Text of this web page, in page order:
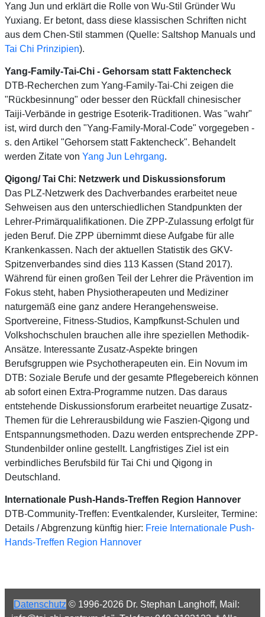
Yang Jun und erklärt die Rolle von Wu-Stil Gründer Wu
Yuxiang. Er betont, dass diese klassischen Schriften nicht
aus dem Chen-Stil stammen (Quelle: Saltshop Manuals und
Tai Chi Prinzipien).
Yang-Family-Tai-Chi - Gehorsam statt Faktencheck
DTB-Recherchen zum Yang-Family-Tai-Chi zeigen die
"Rückbesinnung" oder besser den Rückfall chinesischer
Taiji-Verbände in gestrige Esoterik-Traditionen. Was "wahr"
ist, wird durch den "Yang-Family-Moral-Code" vorgegeben -
s. den Artikel "Gehorsem statt Faktencheck". Behandelt
werden Zitate von Yang Jun Lehrgang.
Qigong/ Tai Chi: Netzwerk und Diskussionsforum
Das PLZ-Netzwerk des Dachverbandes erarbeitet neue
Sehweisen aus den unterschiedlichen Standpunkten der
Lehrer-Primärqualifikationen. Die ZPP-Zulassung erfolgt für
jeden Beruf. Die ZPP übernimmt diese Aufgabe für alle
Krankenkassen. Nach der aktuellen Statistik des GKV-
Spitzenverbandes sind dies 113 Kassen (Stand 2017).
Während für einen großen Teil der Lehrer die Prävention im
Fokus steht, haben Physiotherapeuten und Mediziner
naturgemäß eine ganz andere Herangehensweise.
Sportvereine, Fitness-Studios, Kampfkunst-Schulen und
Volkshochschulen brauchen alle ihre speziellen Methodik-
Ansätze. Interessante Zusatz-Aspekte bringen
Berufsgruppen wie Psychotherapeuten ein. Ein Novum im
DTB: Soziale Berufe und der gesamte Pflegebereich können
ab sofort einen Extra-Programme nutzen. Das daraus
entstehende Diskussionsforum erarbeitet neuartige Zusatz-
Themen für die Lehrerausbildung wie Faszien-Qigong und
Entspannungsmethoden. Dazu werden entsprechende ZPP-
Stundenbilder online gestellt. Langfristiges Ziel ist ein
verbindliches Berufsbild für Tai Chi und Qigong in
Deutschland.
Internationale Push-Hands-Treffen Region Hannover
DTB-Community-Treffen: Eventkalender, Kursleiter, Termine:
Details / Abgrenzung künftig hier: Freie Internationale Push-
Hands-Treffen Region Hannover
Datenschutz © 1996-2026 Dr. Stephan Langhoff, Mail: